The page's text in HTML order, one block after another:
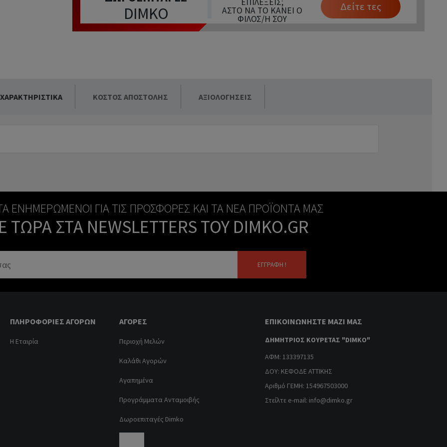
DIMKO ΆΣΤΟ ΝΑ ΤΟ ΚΆΝΕΙ Ο
ΦΊΛΟΣ/Η ΣΟΥ
Δείτε τες
ΚΌΣΤΟΣ ΑΠΟΣΤΟΛΉΣ ΑΞΙΟΛΟΓΉΣΕΙΣ
ΕΝΗΜΕΡΩΜΈΝΟΙ ΓΙΑ ΤΙΣ ΠΡΟΣΦΟΡΈΣ ΚΑΙ ΤΑ ΝΈΑ ΠΡΟΪΌΝΤΑ ΜΑΣ
ΤΏΡΑ ΣΤΑ NEWSLETTERS ΤΟΥ DIMKO.GR
ΕΓΓΡΑΦΉ !
ΠΛΗΡΟΦΟΡΊΕΣ ΑΓΟΡΏΝ
Η Εταιρία
ΑΓΟΡΈΣ
Περιοχή Μελών
Καλάθι Αγορών
Αγαπημένα
Προγράμματα Ανταμοιβής
Δωροεπιταγές Dimko
ΕΠΙΚΟΙΝΩΝΉΣΤΕ ΜΑΖΊ ΜΑΣ
ΔΗΜΗΤΡΙΟΣ ΚΟΥΡΕΤΑΣ "DIMKO"
ΑΦΜ: 133397135
ΔΟΥ: ΚΕΦΟΔΕ ΑΤΤΙΚΗΣ
Αριθμό ΓΕΜΗ: 154967503000
Στείλτε e-mail: info@dimko.gr